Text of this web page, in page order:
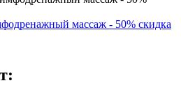
массаж - 50% скидка